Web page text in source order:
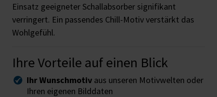
Einsatz geeigneter Schallabsorber signifikant
verringert. Ein passendes Chill-Motiv verstärkt das
Wohlgefühl.
Ihre Vorteile auf einen Blick
Ihr Wunschmotiv aus unseren Motivwelten oder
Ihren eigenen Bilddaten